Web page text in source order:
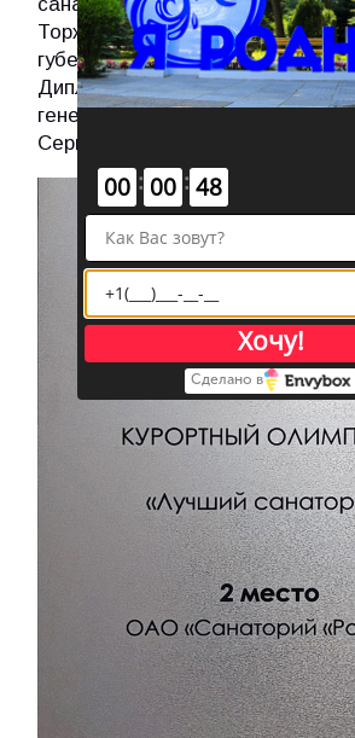
Торжественную церемонию
губернатор лично
Диплом «Лучший санаторий»
генеральному директору
Сергеевичу.
00 : 00 : 48
Хочу!
Сделано в